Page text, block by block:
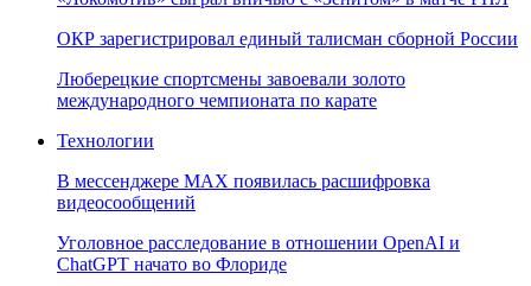
ОКР зарегистрировал единый талисман сборной России
Люберецкие спортсмены завоевали золото
международного чемпионата по карате
Технологии
В мессенджере MAX появилась расшифровка
видеосообщений
Уголовное расследование в отношении OpenAI и
ChatGPT начато во Флориде